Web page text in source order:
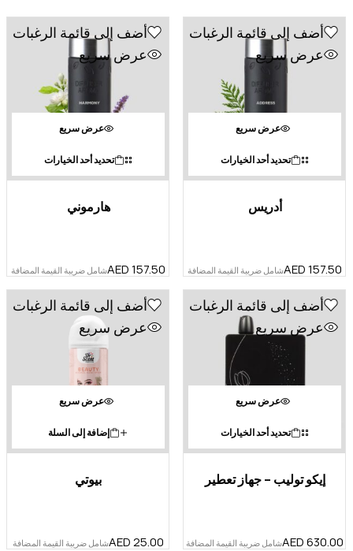
أضف إلى قائمة الرغبات
عرض سريع
عرض سريع
تحديد أحد الخيارات
أدريس
AED157.50 شامل ضريبة القيمة المضافة
أضف إلى قائمة الرغبات
عرض سريع
عرض سريع
تحديد أحد الخيارات
هارموني
AED157.50 شامل ضريبة القيمة المضافة
أضف إلى قائمة الرغبات
عرض سريع
عرض سريع
تحديد أحد الخيارات
إيكو توليب – جهاز تعطير
AED630.00 شامل ضريبة القيمة المضافة
أضف إلى قائمة الرغبات
عرض سريع
عرض سريع
إضافة إلى السلة
بيوتي
AED25.00 شامل ضريبة القيمة المضافة